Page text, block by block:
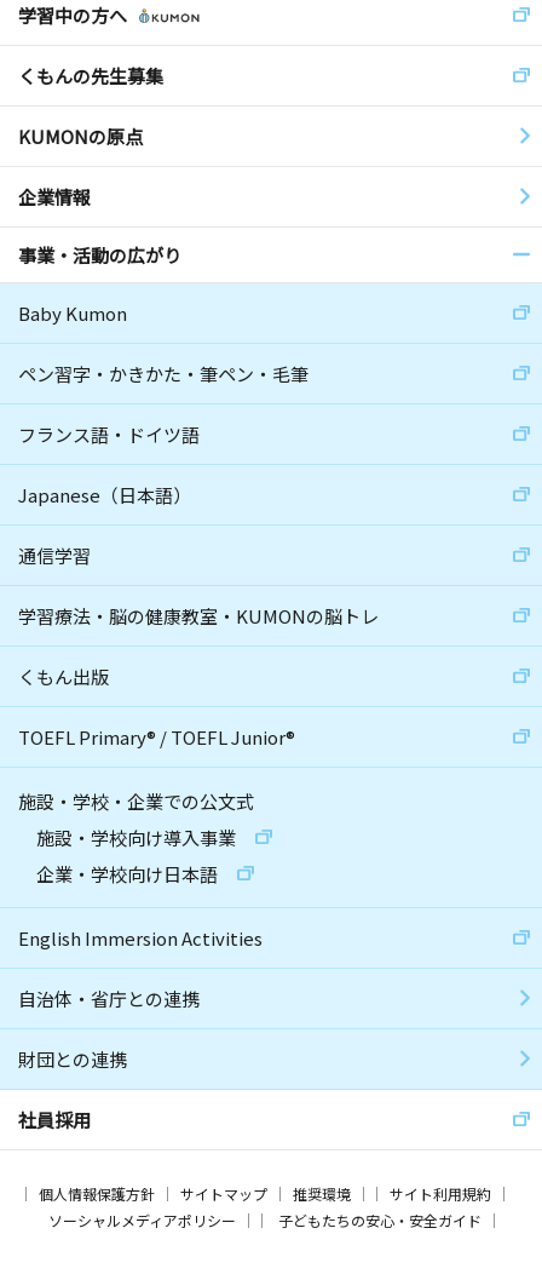
学習中の方へ
くもんの先生募集
KUMONの原点
企業情報
事業・活動の広がり
Baby Kumon
ペン習字・かきかた・筆ペン・毛筆
フランス語・ドイツ語
Japanese（日本語）
通信学習
学習療法・脳の健康教室・KUMONの脳トレ
くもん出版
TOEFL Primary® /TOEFL Junior®
施設・学校・企業での公文式
施設・学校向け導入事業
企業・学校向け日本語
English Immersion Activities
自治体・省庁との連携
財団との連携
社員採用
個人情報保護方針 サイトマップ 推奨環境
サイト利用規約
ソーシャルメディアポリシー
子どもたちの安心・安全ガイド